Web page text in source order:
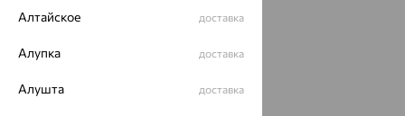
Проба:
Вставка:
Вид обработки:
Алтайское доставка
Алупка доставка
Алушта доставка